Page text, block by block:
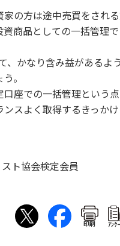
の方は途中売買をされ
商品としての一括管理
、かなり含み益があるよ
。
座での一括管理という
スよく取得するきっか
ト協会検定会員
印刷 ｱﾝｹ